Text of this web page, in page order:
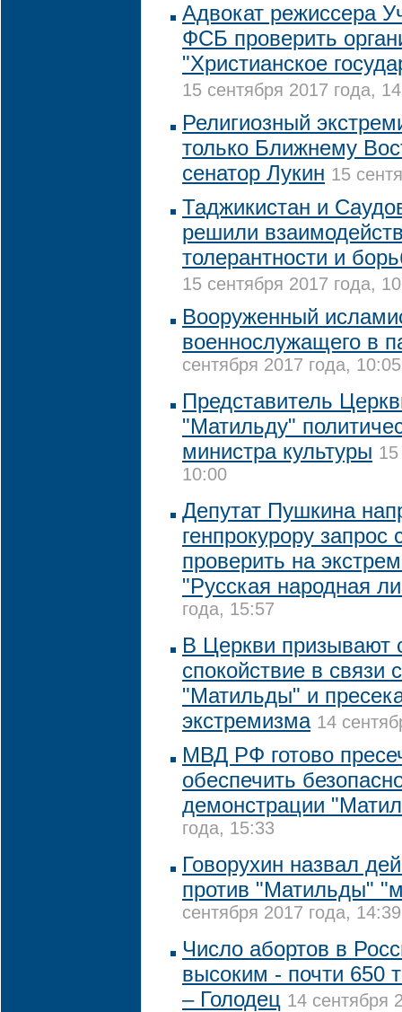
Адвокат режиссера
ФСБ проверить
"Христианское
15 сентября 2017 года,
Религиозный
только Ближнему
сенатор Лукин 15
Таджикистан и
решили
толерантности и
15 сентября 2017 года,
Вооруженный
военнослужащего в
сентября 2017 года, 10:05
Представитель
"Матильду"
министра культуры
10:00
Депутат Пушкина
генпрокурору запрос
проверить на
"Русская народная
года, 15:57
В Церкви призывают
спокойствие в связи
"Матильды" и
экстремизма 14
МВД РФ готово
обеспечить
демонстрации
года, 15:33
Говорухин назвал
против "Матильды"
сентября 2017 года, 14:39
Число абортов в
высоким - почти 650
– Голодец 14 сентября